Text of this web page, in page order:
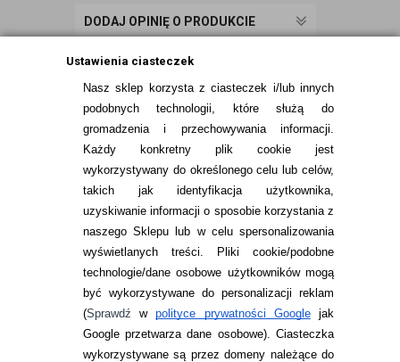
Ustawienia ciasteczek
Nasz sklep korzysta z ciasteczek i/lub innych
podobnych technologii, które służą do
gromadzenia i przechowywania informacji.
Każdy konkretny plik cookie jest
wykorzystywany do określonego celu lub celów,
takich jak identyfikacja użytkownika,
uzyskiwanie informacji o sposobie korzystania z
naszego Sklepu lub w celu spersonalizowania
wyświetlanych treści.
Pliki cookie/podobne
technologie/dane osobowe użytkowników mogą
być wykorzystywane do personalizacji reklam
(Sprawdźwpolityce prywatności Googlejak
Google przetwarza dane osobowe). Ciasteczka
wykorzystywane są przez domeny należące do
DODAJ OPINIĘ O PRODUKCIE
INFORMACJE KONTAKTOWE
JAK ZAMAWIAĆ?
ZWROTY I REKLAMACJA
WARUNKI ZAKUPÓW